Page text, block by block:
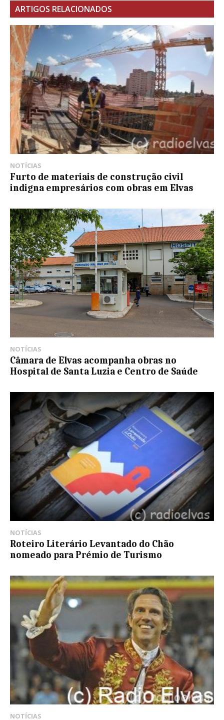
ARTIGOS RELACIONADOS
NOTÍCIAS
Furto de materiais de construção civil
indigna empresários com obras em Elvas
NOTÍCIAS
Câmara de Elvas acompanha obras no
Hospital de Santa Luzia e Centro de Saúde
NOTÍCIAS
Roteiro Literário Levantado do Chão
nomeado para Prémio de Turismo
NOTÍCIAS